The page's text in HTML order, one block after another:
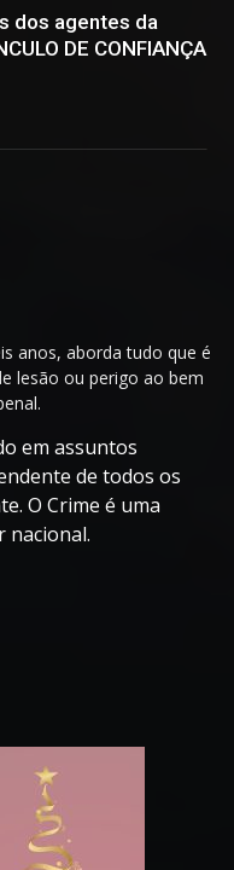
dos agentes da
DE CONFIANÇA
anos, aborda tudo que é
lesão ou perigo ao bem
em assuntos
de todos os
O Crime é uma
nacional.